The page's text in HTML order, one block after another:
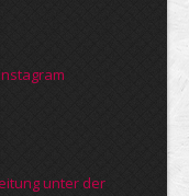
unter der